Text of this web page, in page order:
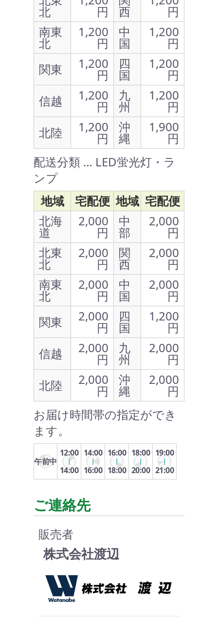
北 円 西
円
南東
北
1,200
円
中
国
1,200
円
関東
1,200
円
四
国
1,200
円
信越
1,200
円
九
州
1,200
円
北陸
1,200
円
沖
縄
1,900
円
配送分類 … LED蛍光灯・ラ
ンプ
地域
宅配便 地域 宅配便
北海
道
2,000
円
中
部
2,000
円
北東
北
2,000
円
関
西
2,000
円
南東
北
2,000
円
中
国
2,000
円
関東
2,000
円
四
国
1,200
円
信越
2,000
円
九
州
2,000
円
北陸
2,000
円
沖
縄
2,000
円
お届け時間帯の指定ができ
ます。
午前中
12:00
14:00
14:00
16:00
16:00
18:00
18:00
20:00
19:00
21:00
ご連絡先
販売者
株式会社渡辺